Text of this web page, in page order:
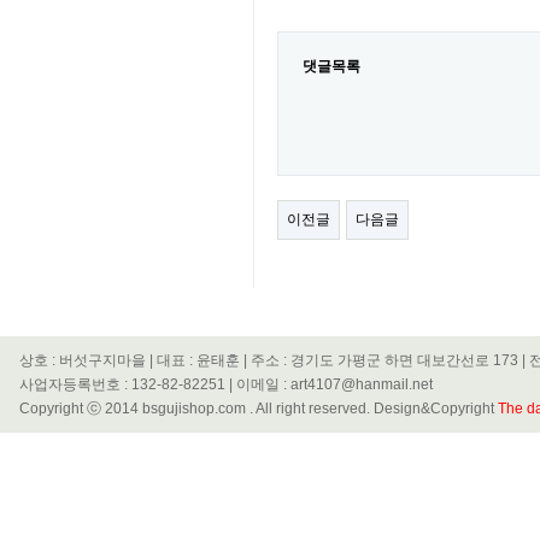
댓글목록
이전글 다음글
상호 : 버섯구지마을 | 대표 : 윤태훈 | 주소 : 경기도 가평군 하면 대보간선로 173 |
사업자등록번호 : 132-82-82251 | 이메일 : art4107@hanmail.net
Copyright ⓒ 2014 bsgujishop.com . All right reserved. Design&CopyrightThe